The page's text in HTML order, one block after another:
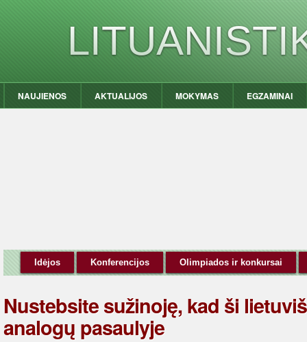
NAUJIENOS AKTUALIJOS MOKYMAS EGZAMINAI
Idėjos Konferencijos Olimpiados ir konkursai
Nustebsite sužinoję, kad ši
analogų pasaulyje